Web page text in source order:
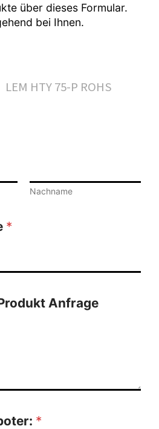
über dieses Formular.
bei Ihnen.
Nachname
*
Anfrage
*